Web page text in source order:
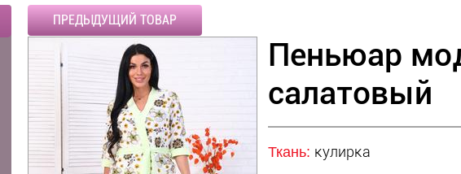
ПРЕДЫДУЩИЙ ТОВАР
Пеньюар
салатовый
Ткань: кулирка